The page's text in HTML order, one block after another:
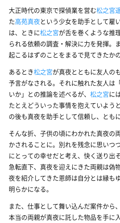
大正時代の東京で探偵業を営む松之宮
た高苑真夜という少女を助手として雇
は、ときに松之宮が舌を巻くような推
られる依頼の調査・解決に力を発揮。
起こるはずのことをまるで見てきたか
あるとき松之宮が真夜とともに友人の
予言がなされる。それに触れた友人は
いか」との推論を述べるが、 松之宮に
たとえどういった事情を抱えていよう
の後も真夜を助手として信頼し、とも
そんな折、子供の頃にわかれた真夜の
かされることに。別れを残念に思いつ
にとっての幸せだと考え、快く送り出
急転直下、真夜を迎えにきた両親は偽
夜を紹介してきた恩師は自分とは縁も
明らかになる。
また、仕事として舞い込んだ案件から
本当の両親が真夜に託した物品を手に